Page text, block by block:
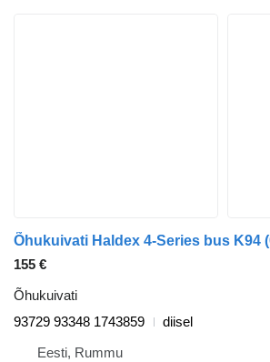
155 €
Õhukuivati
93729 93348 1743859
diisel
Eesti, Rummu